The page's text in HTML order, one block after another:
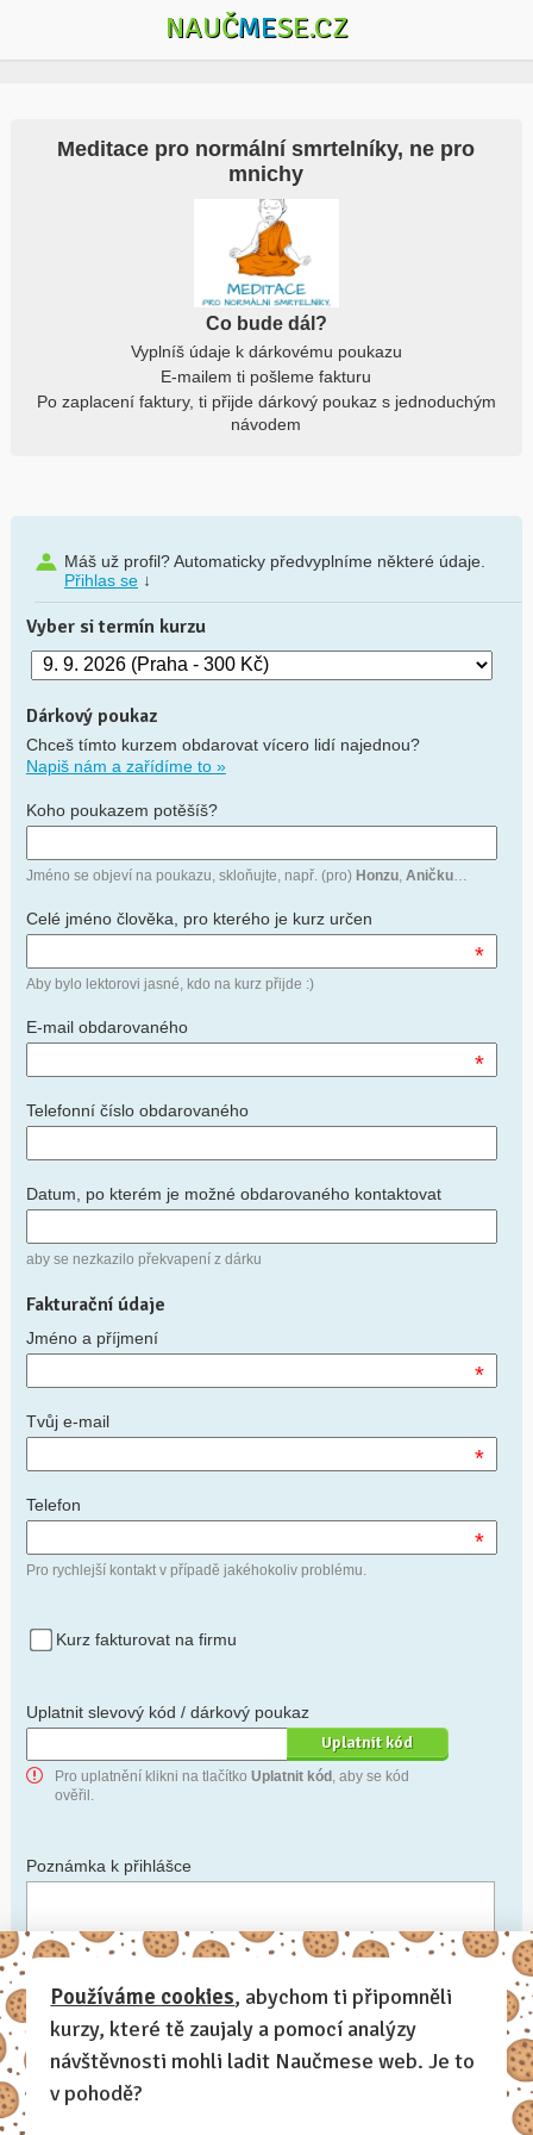
NAUČMESE.CZ
Meditace pro normální smrtelníky, ne pro
mnichy
Co bude dál?
Vyplníš údaje k dárkovému poukazu
E-mailem ti pošleme fakturu
Po zaplacení faktury, ti přijde dárkový poukaz s jednoduchým
návodem
Máš už profil? Automaticky předvyplníme některé údaje.
Přihlas se↓
Vyber si termín kurzu
Dárkový poukaz
Chceš tímto kurzem obdarovat vícero lidí najednou?
Napiš nám a zařídíme to »
Koho poukazem potěšíš?
Jméno se objeví na poukazu, skloňujte, např. (pro) Honzu, Aničku…
Celé jméno člověka, pro kterého je kurz určen
*
Aby bylo lektorovi jasné, kdo na kurz přijde :)
E-mail obdarovaného
*
Telefonní číslo obdarovaného
Datum, po kterém je možné obdarovaného kontaktovat
aby se nezkazilo překvapení z dárku
Fakturační údaje
Jméno a příjmení
*
Tvůj e-mail
*
Telefon
*
Pro rychlejší kontakt v případě jakéhokoliv problému.
Kurz fakturovat na firmu
Uplatnit slevový kód / dárkový poukaz
Pro uplatnění klikni na tlačítko Uplatnit kód , aby se kód
ověřil.
Poznámka k přihlášce
Chceš-li se na cokoli zeptat, nebo ke své přihlášce poznamenat.
Anonymní profil – odesláním přihlášky se automaticky
vytvoří tvůj profil na Naučmese. Zatrhni tuto volbu a profil
bude skrytý.
Chci dostávat Naučmese newsletter
Používáme cookies, abychom ti připomněli
kurzy, které tě zaujaly a pomocí analýzy
návštěvnosti mohli ladit Naučmese web. Je to
v pohodě?